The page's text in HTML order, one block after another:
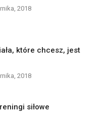
2018
które chcesz, jest
2018
siłowe